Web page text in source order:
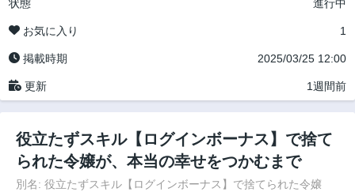
状態 進行中
お気に入り 1
掲載時期 2025/03/25 12:00
更新 1週間前
役立たずスキル【ログインボーナス】で捨て
られた令嬢が、本当の幸せをつかむまで
別名: 役立たずスキル【ログインボーナス】で捨てられた令嬢